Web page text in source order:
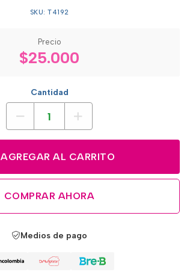
SKU: T4192
Precio
$25.000
Cantidad
AGREGAR AL CARRITO
COMPRAR AHORA
Medios de pago